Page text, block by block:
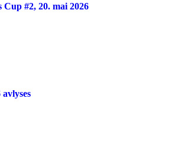
#2, 20. mai 2026